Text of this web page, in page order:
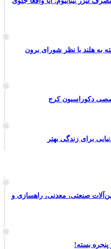
به هلند با نظر شورای برون
دکوراسیون کرج
برای زندگی بهتر
صنعتی، معدنی، راهسازی و
بسته!